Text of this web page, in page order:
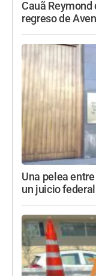
Cauã
regreso de
Una pelea
un juicio